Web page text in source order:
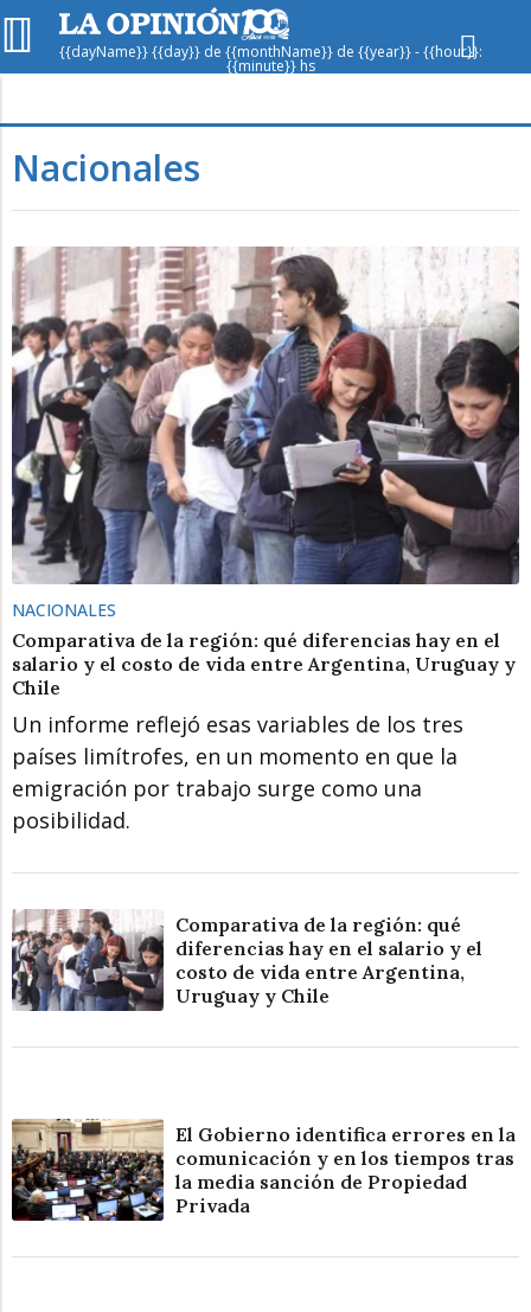
{{dayName}} {{day}} de {{monthName}} de {{year}} - {{hour}}:
{{minute}} hs
Presión
Dom Lun Mar
Nacionales
NACIONALES
Comparativa de la región: qué diferencias hay en el
salario y el costo de vida entre Argentina, Uruguay y
Chile
Un informe reflejó esas variables de los tres
países limítrofes, en un momento en que la
emigración por trabajo surge como una
posibilidad.
Comparativa de la región: qué
diferencias hay en el salario y el
costo de vida entre Argentina,
Uruguay y Chile
El Gobierno identifica errores en la
comunicación y en los tiempos tras
la media sanción de Propiedad
Privada